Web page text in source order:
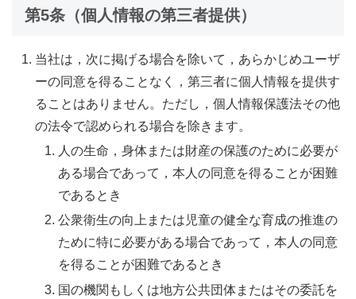
第5条（個人情報の第三者提供）
当社は，次に掲げる場合を除いて，あらかじめユーザ
ーの同意を得ることなく，第三者に個人情報を提供す
ることはありません。ただし，個人情報保護法その他
の法令で認められる場合を除きます。
人の生命，身体または財産の保護のために必要が
ある場合であって，本人の同意を得ることが困難
であるとき
公衆衛生の向上または児童の健全な育成の推進の
ために特に必要がある場合であって，本人の同意
を得ることが困難であるとき
国の機関もしくは地方公共団体またはその委託を